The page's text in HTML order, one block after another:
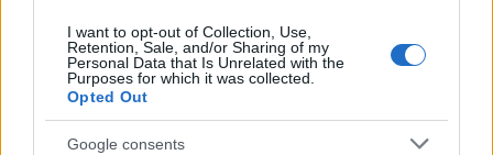
I want to opt-out of Collection, Use,
Retention, Sale, and/or Sharing of my
Personal Data that Is Unrelated with the
Purposes for which it was collected.
Opted Out
Google consents
Investieren24
UK